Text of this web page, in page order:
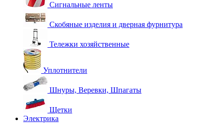
Сигнальные ленты
Скобяные изделия и дверная фурнитура
Тележки хозяйственные
Уплотнители
Шнуры, Веревки, Шпагаты
Щетки
Электрика